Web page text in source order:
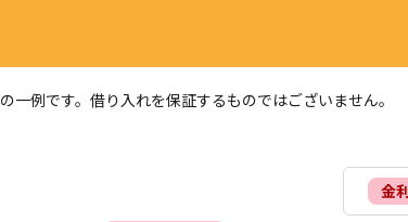
例です。借り入れを保証するものではございません。
金